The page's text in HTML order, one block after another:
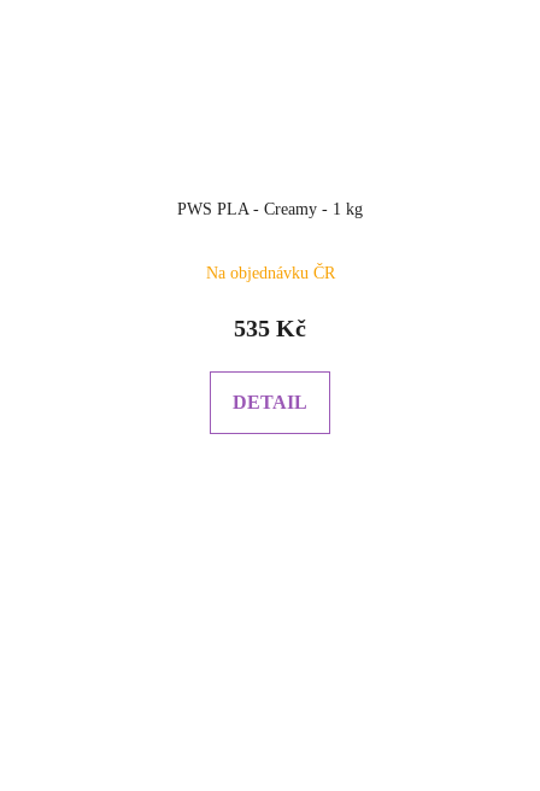
PWS PLA - Creamy - 1 kg
Na objednávku ČR
535 Kč
DETAIL